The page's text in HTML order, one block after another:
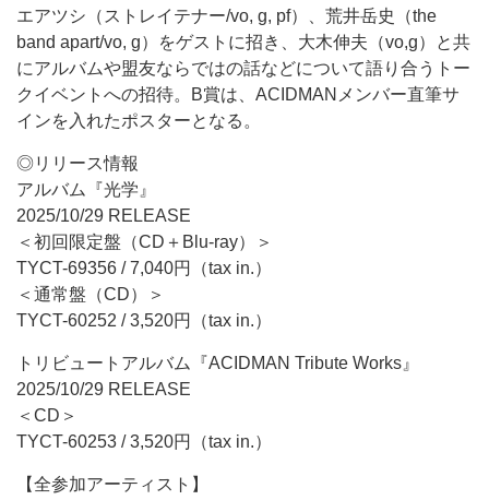
エアツシ（ストレイテナー/vo, g, pf）、荒井岳史（the
band apart/vo, g）をゲストに招き、大木伸夫（vo,g）と共
にアルバムや盟友ならではの話などについて語り合うトー
クイベントへの招待。B賞は、ACIDMANメンバー直筆サ
インを入れたポスターとなる。
◎リリース情報
アルバム『光学』
2025/10/29 RELEASE
＜初回限定盤（CD＋Blu-ray）＞
TYCT-69356 / 7,040円（tax in.）
＜通常盤（CD）＞
TYCT-60252 / 3,520円（tax in.）
トリビュートアルバム『ACIDMAN Tribute Works』
2025/10/29 RELEASE
＜CD＞
TYCT-60253 / 3,520円（tax in.）
【全参加アーティスト】